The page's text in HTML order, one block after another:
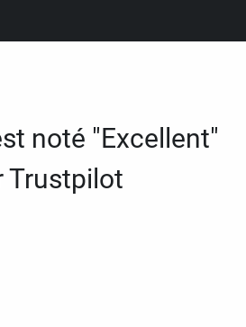
noté "Excellent"
Trustpilot